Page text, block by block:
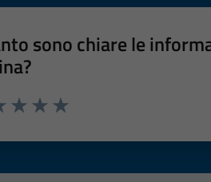
sono chiare le